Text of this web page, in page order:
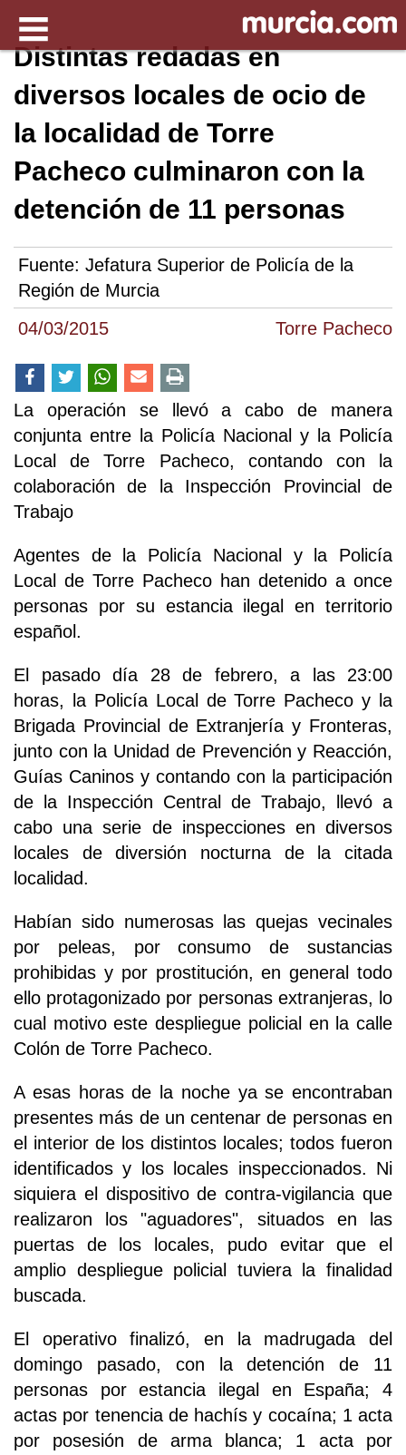
04/03/2015 Torre Pacheco
Distintas redadas en
diversos locales de ocio de
la localidad de Torre
Pacheco culminaron con la
detención de 11 personas
Fuente: Jefatura Superior de Policía de la
Región de Murcia
La operación se llevó a cabo de manera
conjunta entre la Policía Nacional y la Policía
Local de Torre Pacheco, contando con la
colaboración de la Inspección Provincial de
Trabajo
Agentes de la Policía Nacional y la Policía
Local de Torre Pacheco han detenido a once
personas por su estancia ilegal en territorio
español.
El pasado día 28 de febrero, a las 23:00
horas, la Policía Local de Torre Pacheco y la
Brigada Provincial de Extranjería y Fronteras,
junto con la Unidad de Prevención y Reacción,
Guías Caninos y contando con la participación
de la Inspección Central de Trabajo, llevó a
cabo una serie de inspecciones en diversos
locales de diversión nocturna de la citada
localidad.
Habían sido numerosas las quejas vecinales
por peleas, por consumo de sustancias
prohibidas y por prostitución, en general todo
ello protagonizado por personas extranjeras, lo
cual motivo este despliegue policial en la calle
Colón de Torre Pacheco.
A esas horas de la noche ya se encontraban
presentes más de un centenar de personas en
el interior de los distintos locales; todos fueron
identificados y los locales inspeccionados. Ni
siquiera el dispositivo de contra-vigilancia que
realizaron los "aguadores", situados en las
puertas de los locales, pudo evitar que el
amplio despliegue policial tuviera la finalidad
buscada.
El operativo finalizó, en la madrugada del
domingo pasado, con la detención de 11
personas por estancia ilegal en España; 4
actas por tenencia de hachís y cocaína; 1 acta
por posesión de arma blanca; 1 acta por